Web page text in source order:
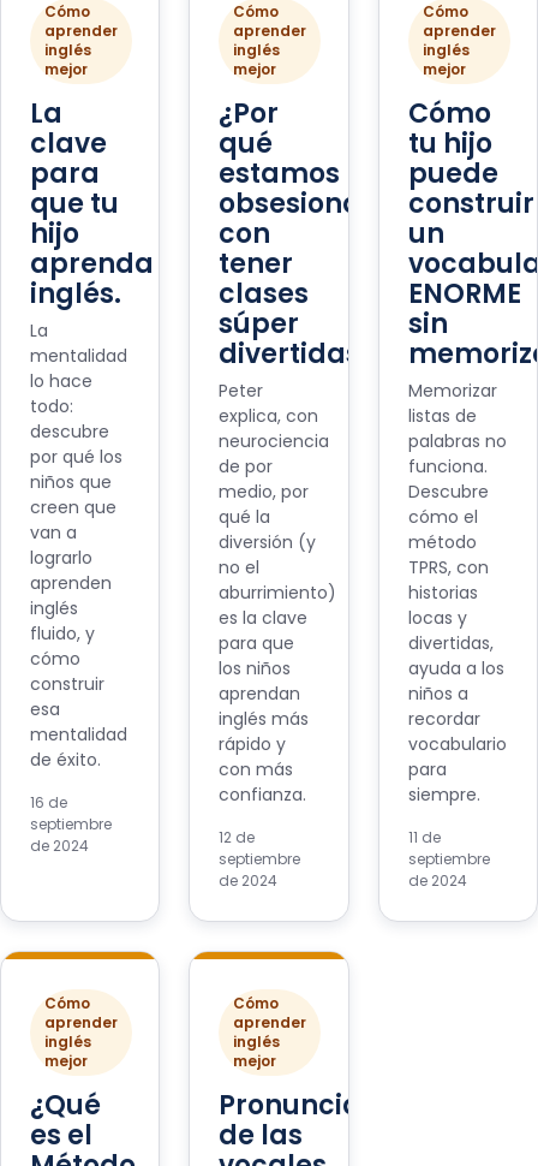
Cómo
aprender
inglés
mejor
La
clave
para
que tu
hijo
aprenda
inglés.
La
mentalidad
lo hace
todo:
descubre
por qué los
niños que
creen que
van a
lograrlo
aprenden
inglés
fluido, y
cómo
construir
esa
mentalidad
de éxito.
16 de
septiembre
de 2024
Cómo
aprender
inglés
mejor
¿Por
qué
estamos
obsesionados
con
tener
clases
súper
divertidas?
Peter
explica, con
neurociencia
de por
medio, por
qué la
diversión (y
no el
aburrimiento)
es la clave
para que
los niños
aprendan
inglés más
rápido y
con más
confianza.
12 de
septiembre
de 2024
Cómo
aprender
inglés
mejor
Cómo
tu hijo
puede
construir
un
ENORME
sin
Memorizar
listas de
palabras no
funciona.
Descubre
cómo el
método
TPRS, con
historias
locas y
divertidas,
ayuda a los
niños a
recordar
vocabulario
para
siempre.
11 de
septiembre
de 2024
Cómo
aprender
inglés
mejor
¿Qué
es el
Cómo
aprender
inglés
mejor
Pronunciación
de las